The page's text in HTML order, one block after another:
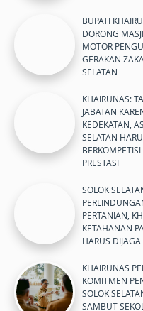
BUPATI
DORONG
MOTOR
GERAKAN
SELATAN
KHAIRUNAS:
JABATAN
KEDEKATAN,
SELATAN
PRESTASI
SOLOK
PERTANIAN,
KETAHANAN
HARUS DIJAGA
KHAIRUNAS
KOMITMEN
SOLOK
SAMBUT